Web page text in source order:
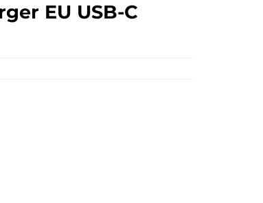
EU USB-C